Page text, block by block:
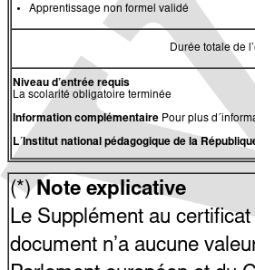
Apprentissage non formel validé
Durée totale de
Niveau d’entrée requis
La scolarité obligatoire terminée
Information complémentaire Pour plus
L´Institut national pédagogique de la
(*)Note explicative
Le Supplément au
document n’a aucune